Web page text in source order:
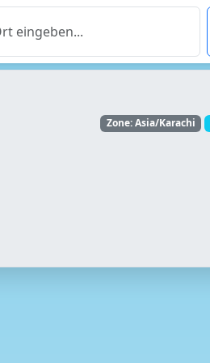
Zone: Asia/Karachi